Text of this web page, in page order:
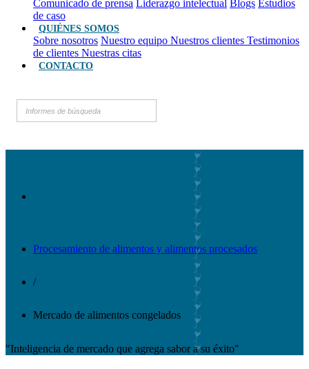
Comunicado de prensa Liderazgo intelectual Blogs Estudios
de caso
QUIÉNES SOMOS
Sobre nosotros Nuestro equipo Nuestros clientes Testimonios
de clientes Nuestras citas
CONTACTO
Procesamiento de alimentos y alimentos procesados
/
Mercado de alimentos congelados
"Inteligencia de mercado que agrega sabor a su éxito"